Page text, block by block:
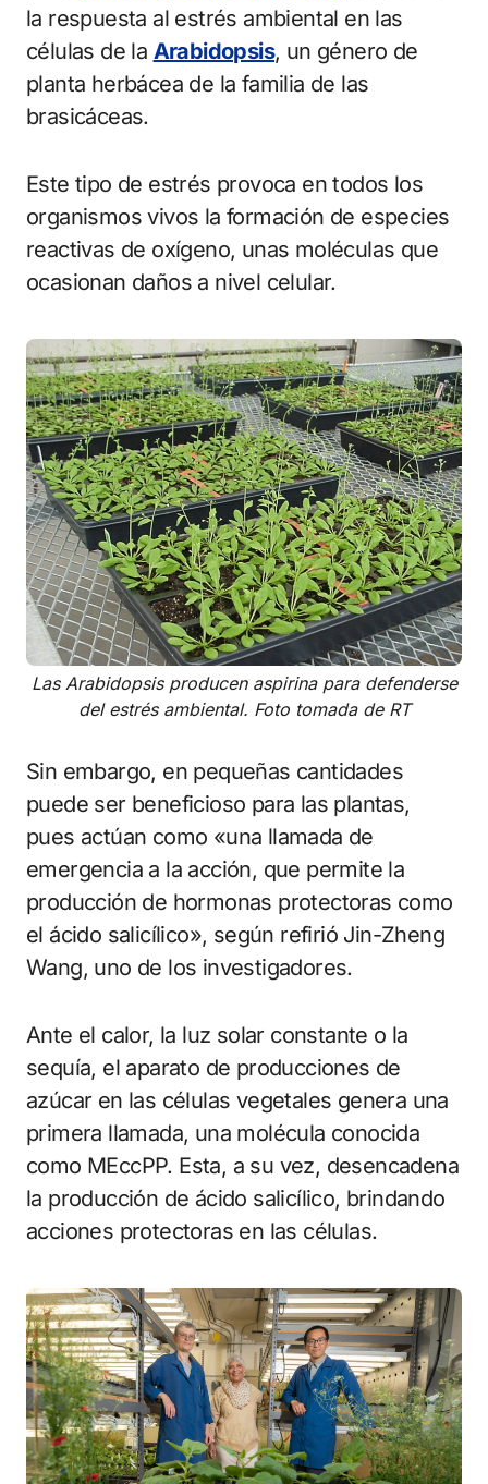
la respuesta al estrés ambiental en las
células de la Arabidopsis, un género de
planta herbácea de la familia de las
brasicáceas.
Este tipo de estrés provoca en todos los
organismos vivos la formación de especies
reactivas de oxígeno, unas moléculas que
ocasionan daños a nivel celular.
Las Arabidopsis producen aspirina para defenderse
del estrés ambiental. Foto tomada de RT
Sin embargo, en pequeñas cantidades
puede ser beneficioso para las plantas,
pues actúan como «una llamada de
emergencia a la acción, que permite la
producción de hormonas protectoras como
el ácido salicílico», según refirió Jin-Zheng
Wang, uno de los investigadores.
Ante el calor, la luz solar constante o la
sequía, el aparato de producciones de
azúcar en las células vegetales genera una
primera llamada, una molécula conocida
como MEccPP. Esta, a su vez, desencadena
la producción de ácido salicílico, brindando
acciones protectoras en las células.